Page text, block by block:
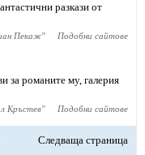
разкази от
Пекаж" Подобни сайтове
за романите му, галерия
Кръстев" Подобни сайтове
Следваща страница